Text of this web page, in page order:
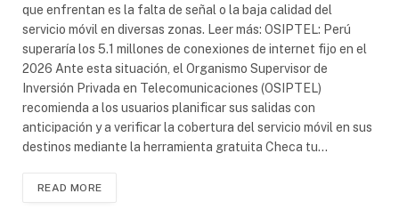
que enfrentan es la falta de señal o la baja calidad del
servicio móvil en diversas zonas. Leer más: OSIPTEL: Perú
superaría los 5.1 millones de conexiones de internet fijo en el
2026 Ante esta situación, el Organismo Supervisor de
Inversión Privada en Telecomunicaciones (OSIPTEL)
recomienda a los usuarios planificar sus salidas con
anticipación y a verificar la cobertura del servicio móvil en sus
destinos mediante la herramienta gratuita Checa tu…
READ MORE